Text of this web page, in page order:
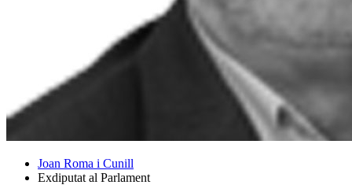
Joan Roma i Cunill
Exdiputat al Parlament